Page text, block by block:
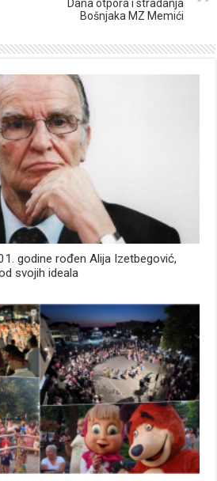
Dana otpora i stradanja
Bošnjaka MZ Memići
godine rođen Alija Izetbegović,
svojih ideala